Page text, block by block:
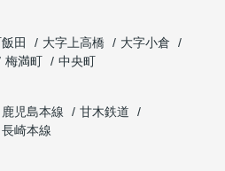
田 大字上高橋
大字小倉
梅満町
中央町
鹿児島本線
甘木鉄道
長崎本線